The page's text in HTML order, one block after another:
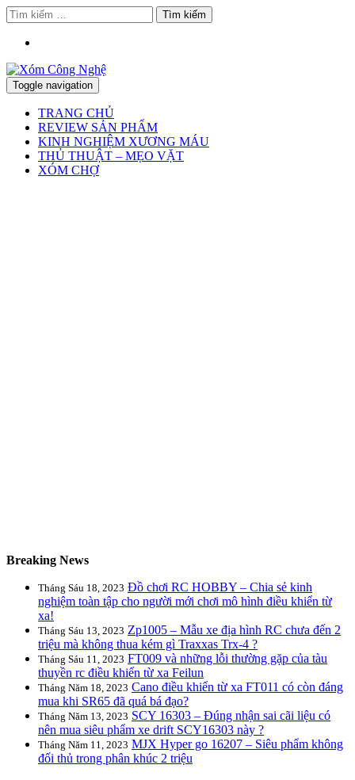
Tìm
kiếm
cho:
Toggle navigation
TRANG CHỦ
REVIEW SẢN PHẨM
KINH NGHIỆM XƯƠNG MÁU
THỦ THUẬT – MẸO VẶT
XÓM CHỢ
Breaking News
Tháng Sáu 18, 2023 Đồ chơi RC HOBBY – Chia sẻ kinh
nghiệm toàn tập cho người mới chơi mô hình điều khiển từ
xa!
Tháng Sáu 13, 2023 Zp1005 – Mẫu xe địa hình RC chưa đến 2
triệu mà không thua kém gì Traxxas Trx-4 ?
Tháng Sáu 11, 2023 FT009 và những lỗi thường gặp của tàu
thuyền rc điều khiển từ xa Feilun
Tháng Năm 18, 2023 Cano điều khiển từ xa FT011 có còn đáng
mua khi SR65 đã quá bá đạo?
Tháng Năm 13, 2023 SCY 16303 – Đúng nhận sai cãi liệu có
nên mua siêu phẩm xe drift SCY16303 này ?
Tháng Năm 11, 2023 MJX Hyper go 16207 – Siêu phẩm không
đối thủ trong phân khúc 2 triệu